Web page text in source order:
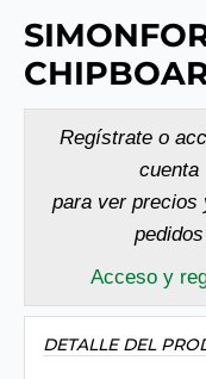
Regístrate o
cuenta
para ver precios
pedidos
Acceso y
DETALLE DEL